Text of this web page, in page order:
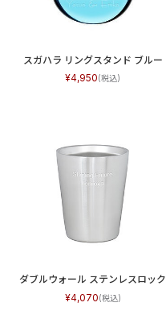
スガハラ リングスタンド ブルー
4,950
ダブルウォール ステンレスロック
4,070